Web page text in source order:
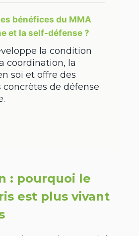
bénéfices du MMA
et la self-défense ?
la condition
coordination, la
soi et offre des
de défense
: pourquoi le
est plus vivant